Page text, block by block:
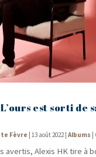
est sorti de
Fèvre | 13 août 2022 |Albums |
aver­tis, Alexis HK tire à